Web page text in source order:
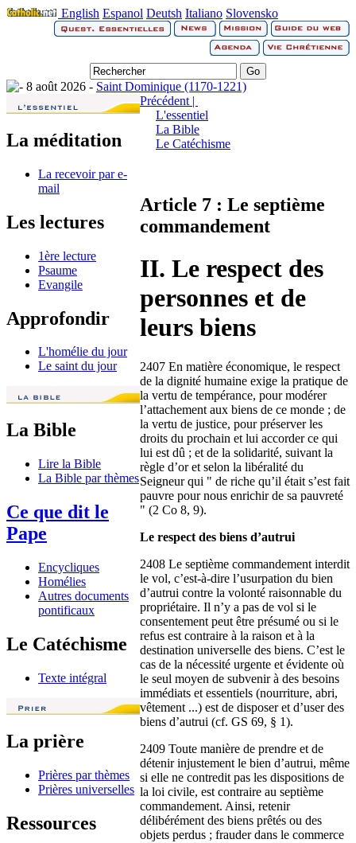
English Espanol Deutsh Italiano Slovensko
8 août 2026 - Saint Dominique (1170-1221)
La méditation
La recevoir par e-
mail
Les lectures
1ère lecture
Psaume
Evangile
Approfondir
L'homélie du jour
Le saint du jour
La Bible
Lire la Bible
La Bible par thèmes
Ce que dit le
Pape
Encycliques
Homélies
Autres documents
pontificaux
Le Catéchisme
Texte intégral
La prière
Prières par thèmes
Prières universelles
Ressources
Précédent |
L'essentiel
La Bible
Le Catéchisme
Article 7 : Le septième
commandement
II. Le respect des
personnes et de
leurs biens
2407 En matière économique, le respect
de la dignité humaine exige la pratique de
la vertu de tempérance, pour modérer
l’attachement aux biens de ce monde ; de
la vertu de justice, pour préserver les
droits du prochain et lui accorder ce qui
lui est dû ; et de la solidarité, suivant la
règle d’or et selon la libéralité du
Seigneur qui " de riche qu’il était s’est fait
pauvre pour nous enrichir de sa pauvreté
" (2 Co 8, 9).
Le respect des biens d’autrui
2408 Le septième commandement interdit
le vol, c’est-à-dire l’usurpation du bien
d’autrui contre la volonté raisonnable du
propriétaire. Il n’y a pas de vol si le
consentement peut être présumé ou si le
refus est contraire à la raison et à la
destination universelle des biens. C’est le
cas de la nécessité urgente et évidente où
le seul moyen de subvenir à des besoins
immédiats et essentiels (nourriture, abri,
vêtement ...) est de disposer et d’user des
biens d’autrui (cf. GS 69, § 1).
2409 Toute manière de prendre et de
détenir injustement le bien d’autrui, même
si elle ne contredit pas les dispositions de
la loi civile, est contraire au septième
commandement. Ainsi, retenir
délibérément des biens prêtés ou des
objets perdus ; frauder dans le commerce